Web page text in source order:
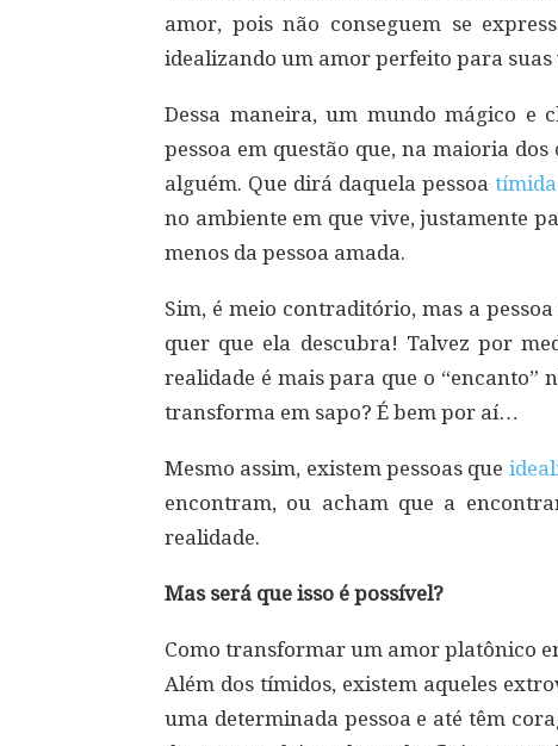
amor, pois não conseguem se
idealizando um amor perfeito para suas
Dessa maneira, um mundo mágico e
pessoa em questão que, na maioria
alguém. Que dirá daquela pessoa tímida
no ambiente em que vive, justamente
menos da pessoa amada.
Sim, é meio contraditório, mas a
quer que ela descubra! Talvez por
realidade é mais para que o “encanto”
transforma em sapo? É bem por aí…
Mesmo assim, existem pessoas que
encontram, ou acham que a
realidade.
Mas será que isso é possível?
Como transformar um amor platônico
Além dos tímidos, existem aqueles
uma determinada pessoa e até têm